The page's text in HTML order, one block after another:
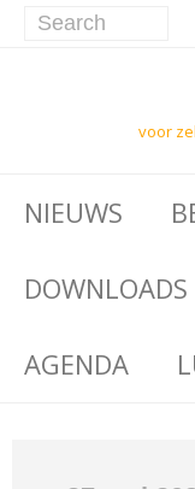
voor
NIEUWS
DOWNLOADS
AGENDA